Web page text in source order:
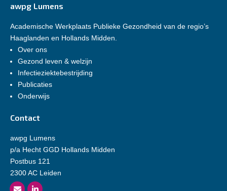
awpg Lumens
Academische Werkplaats Publieke Gezondheid van de regio’s
Haaglanden en Hollands Midden.
Over ons
Gezond leven & welzijn
Infectieziektebestrijding
Publicaties
Onderwijs
Contact
awpg Lumens
p/a Hecht GGD Hollands Midden
Postbus 121
2300 AC Leiden